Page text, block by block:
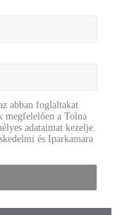
abban foglaltakat
megfelelően a Tolna
adataimat kezelje.
és Iparkamara